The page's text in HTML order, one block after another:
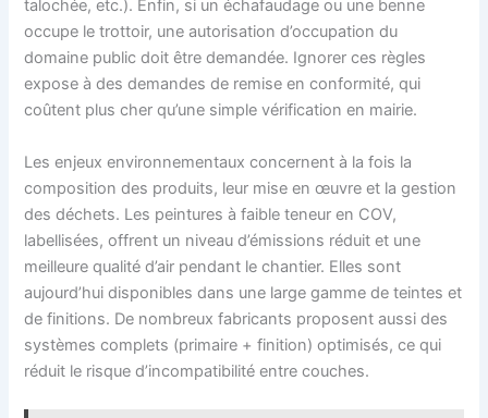
talochée, etc.). Enfin, si un échafaudage ou une benne
occupe le trottoir, une autorisation d’occupation du
domaine public doit être demandée. Ignorer ces règles
expose à des demandes de remise en conformité, qui
coûtent plus cher qu’une simple vérification en mairie.
Les enjeux environnementaux concernent à la fois la
composition des produits, leur mise en œuvre et la gestion
des déchets. Les peintures à faible teneur en COV,
labellisées, offrent un niveau d’émissions réduit et une
meilleure qualité d’air pendant le chantier. Elles sont
aujourd’hui disponibles dans une large gamme de teintes et
de finitions. De nombreux fabricants proposent aussi des
systèmes complets (primaire + finition) optimisés, ce qui
réduit le risque d’incompatibilité entre couches.